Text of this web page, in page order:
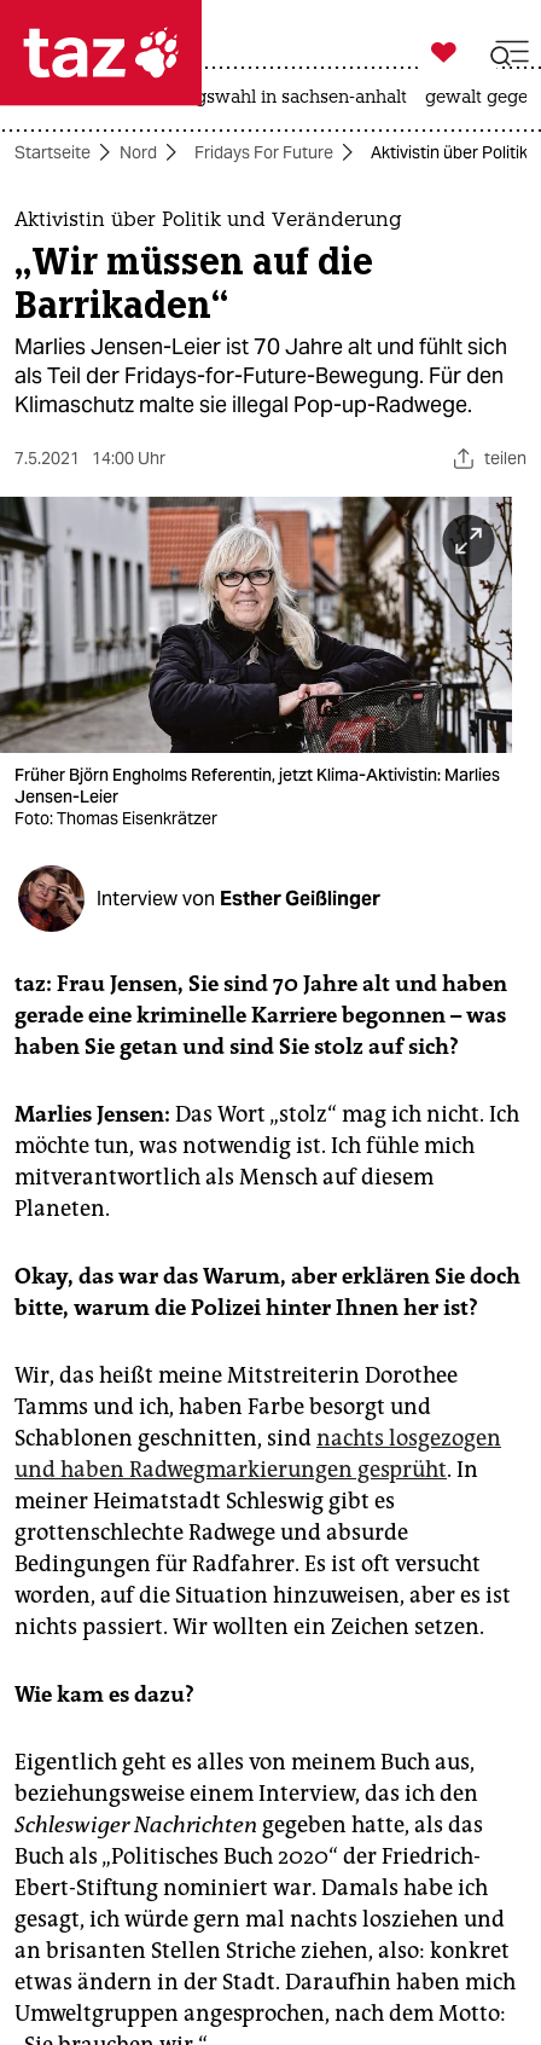
 taz zahl ich
taz zahl ich
themen
politik
öko
gesellschaft
sport
berlin
nord
wahrheit
verlag
verlag
veranstaltungen
fragen & hilfe
abo
genossenschaft

taz zahl ich
landtagswahl in sachsen-anhalt gewalt
Startseite Nord Fridays For Future Aktivistin über Politik
Aktivistin über Politik und Veränderung
„Wir müssen auf die
Barrikaden“
Marlies Jensen-Leier ist 70 Jahre alt und fühlt sich
als Teil der Fridays-for-Future-Bewegung. Für den
Klimaschutz malte sie illegal Pop-up-Radwege.
7.5.2021 14:00 Uhr teilen
Früher Björn Engholms Referentin, jetzt Klima-Aktivistin: Marlies
Jensen-Leier
Foto: Thomas Eisenkrätzer
Interview von Esther Geißlinger
taz: Frau Jensen, Sie sind 70 Jahre alt und haben
gerade eine kriminelle Karriere begonnen – was
haben Sie getan und sind Sie stolz auf sich?
Marlies Jensen: Das Wort „stolz“ mag ich nicht. Ich
möchte tun, was notwendig ist. Ich fühle mich
mitverantwortlich als Mensch auf diesem
Planeten.
Okay, das war das Warum, aber erklären Sie doch
bitte, warum die Polizei hinter Ihnen her ist?
Wir, das heißt meine Mitstreiterin Dorothee
Tamms und ich, haben Farbe besorgt und
Schablonen geschnitten, sindnachts losgezogen
und haben Radwegmarkierungen gesprüht. In
meiner Heimatstadt Schleswig gibt es
grottenschlechte Radwege und absurde
Bedingungen für Radfahrer. Es ist oft versucht
worden, auf die Situation hinzuweisen, aber es ist
nichts passiert. Wir wollten ein Zeichen setzen.
Wie kam es dazu?
Eigentlich geht es alles von meinem Buch aus,
beziehungsweise einem Interview, das ich den
Schleswiger Nachrichten gegeben hatte, als das
Buch als „Politisches Buch 2020“ der Friedrich-
Ebert-Stiftung nominiert war. Damals habe ich
gesagt, ich würde gern mal nachts losziehen und
an brisanten Stellen Striche ziehen, also: konkret
etwas ändern in der Stadt. Daraufhin haben mich
Umweltgruppen angesprochen, nach dem Motto: